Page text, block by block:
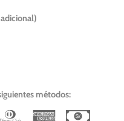
métodos:
Dinners
American